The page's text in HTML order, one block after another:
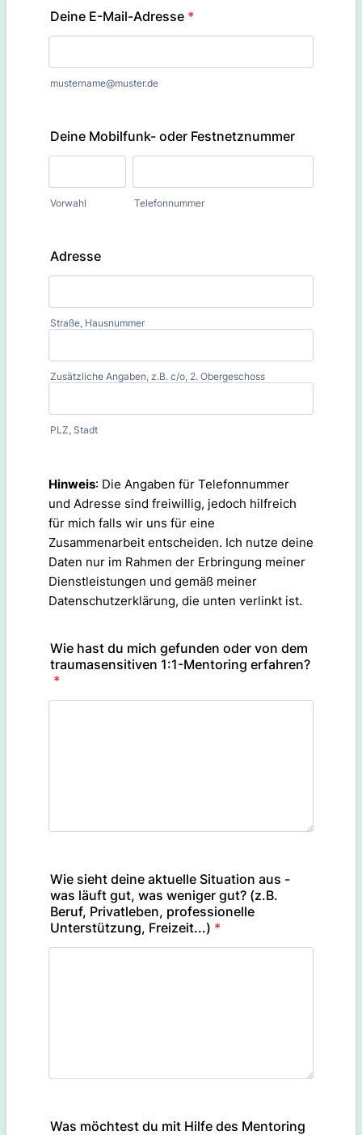
Deine E-Mail-Adresse *
mustername@muster.de
Deine Mobilfunk- oder Festnetznummer
Vorwahl Telefonnummer
Adresse
Straße, Hausnummer
Zusätzliche Angaben, z.B. c/o, 2. Obergeschoss
PLZ, Stadt
Hinweis: Die Angaben für Telefonnummer
und Adresse sind freiwillig, jedoch hilfreich
für mich falls wir uns für eine
Zusammenarbeit entscheiden. Ich nutze deine
Daten nur im Rahmen der Erbringung meiner
Dienstleistungen und gemäß meiner
Datenschutzerklärung, die unten verlinkt ist.
Wie hast du mich gefunden oder von dem
traumasensitiven 1:1-Mentoring erfahren?
*
Wie sieht deine aktuelle Situation aus -
was läuft gut, was weniger gut? (z.B.
Beruf, Privatleben, professionelle
Unterstützung, Freizeit...) *
Was möchtest du mit Hilfe des Mentoring